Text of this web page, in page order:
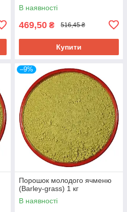
В наявності
469,50 ₴ 516,45 ₴
Купити
–9%
Порошок молодого ячменю
(Barley-grass) 1 кг
В наявності